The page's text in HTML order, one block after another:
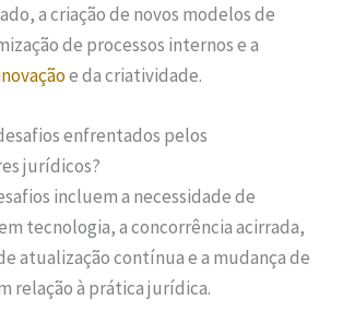
a criação de novos modelos de
de processos internos e a
e da criatividade.
enfrentados pelos
jurídicos?
incluem a necessidade de
tecnologia, a concorrência acirrada,
atualização contínua e a mudança de
relação à prática jurídica.